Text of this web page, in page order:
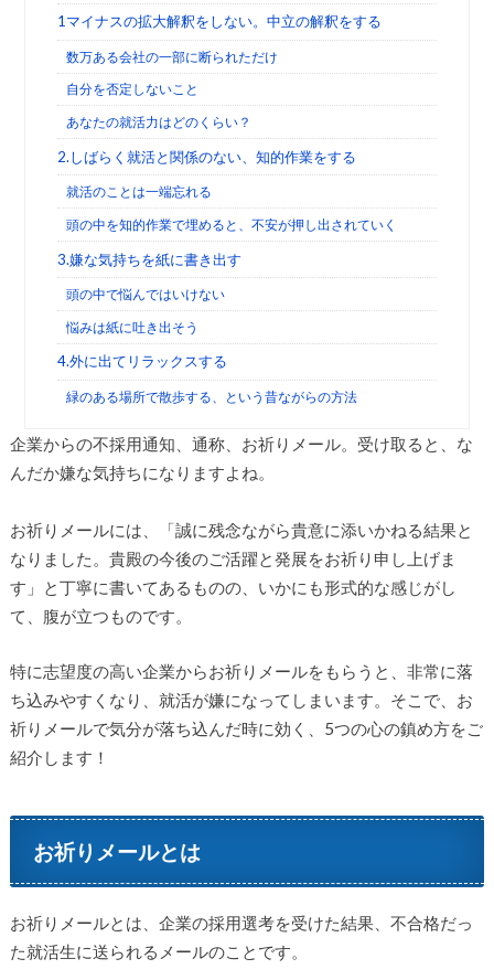
1マイナスの拡大解釈をしない。中立の解釈をする
数万ある会社の一部に断られただけ
自分を否定しないこと
あなたの就活力はどのくらい？
2.しばらく就活と関係のない、知的作業をする
就活のことは一端忘れる
頭の中を知的作業で埋めると、不安が押し出されていく
3.嫌な気持ちを紙に書き出す
頭の中で悩んではいけない
悩みは紙に吐き出そう
4.外に出てリラックスする
緑のある場所で散歩する、という昔ながらの方法
企業からの不採用通知、通称、お祈りメール。受け取ると、な
んだか嫌な気持ちになりますよね。
お祈りメールには、「誠に残念ながら貴意に添いかねる結果と
なりました。貴殿の今後のご活躍と発展をお祈り申し上げま
す」と丁寧に書いてあるものの、いかにも形式的な感じがし
て、腹が立つものです。
特に志望度の高い企業からお祈りメールをもらうと、非常に落
ち込みやすくなり、就活が嫌になってしまいます。そこで、お
祈りメールで気分が落ち込んだ時に効く、5つの心の鎮め方をご
紹介します！
お祈りメールとは
お祈りメールとは、企業の採用選考を受けた結果、不合格だっ
た就活生に送られるメールのことです。